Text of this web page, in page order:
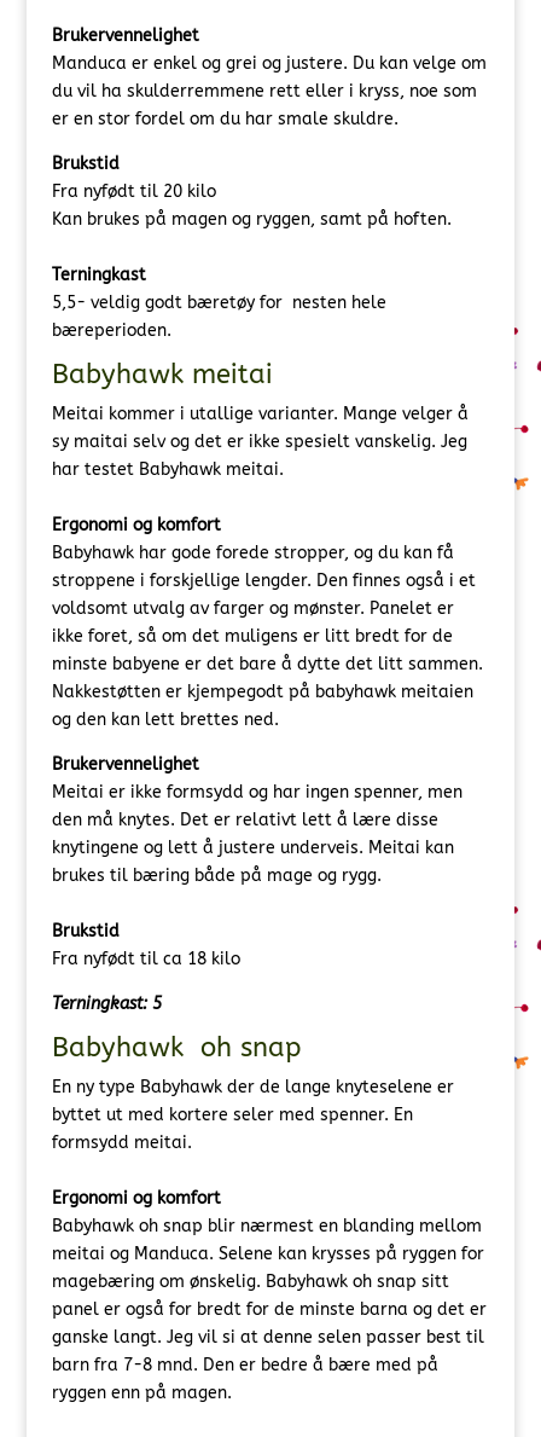
Brukervennelighet
Manduca er enkel og grei og justere. Du kan velge om
du vil ha skulderremmene rett eller i kryss, noe som
er en stor fordel om du har smale skuldre.
Brukstid
Fra nyfødt til 20 kilo
Kan brukes på magen og ryggen, samt på hoften.
Terningkast
5,5- veldig godt bæretøy for nesten hele
bæreperioden.
Babyhawk meitai
Meitai kommer i utallige varianter. Mange velger å
sy maitai selv og det er ikke spesielt vanskelig. Jeg
har testet Babyhawk meitai.
Ergonomi og komfort
Babyhawk har gode forede stropper, og du kan få
stroppene i forskjellige lengder. Den finnes også i et
voldsomt utvalg av farger og mønster. Panelet er
ikke foret, så om det muligens er litt bredt for de
minste babyene er det bare å dytte det litt sammen.
Nakkestøtten er kjempegodt på babyhawk meitaien
og den kan lett brettes ned.
Brukervennelighet
Meitai er ikke formsydd og har ingen spenner, men
den må knytes. Det er relativt lett å lære disse
knytingene og lett å justere underveis. Meitai kan
brukes til bæring både på mage og rygg.
Brukstid
Fra nyfødt til ca 18 kilo
Terningkast: 5
Babyhawk oh snap
En ny type Babyhawk der de lange knyteselene er
byttet ut med kortere seler med spenner. En
formsydd meitai.
Ergonomi og komfort
Babyhawk oh snap blir nærmest en blanding mellom
meitai og Manduca. Selene kan krysses på ryggen for
magebæring om ønskelig. Babyhawk oh snap sitt
panel er også for bredt for de minste barna og det er
ganske langt. Jeg vil si at denne selen passer best til
barn fra 7-8 mnd. Den er bedre å bære med på
ryggen enn på magen.